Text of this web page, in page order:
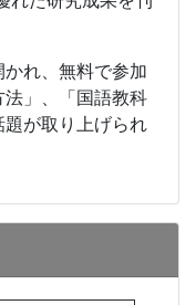
れ、無料で参加
」、「国語教科
が取り上げられ